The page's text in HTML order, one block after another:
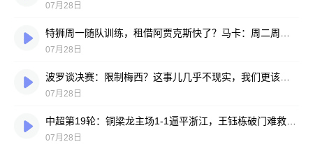
07月28日
07月28日
07月28日
07月28日